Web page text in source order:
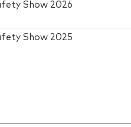
Show 2026
Show 2025